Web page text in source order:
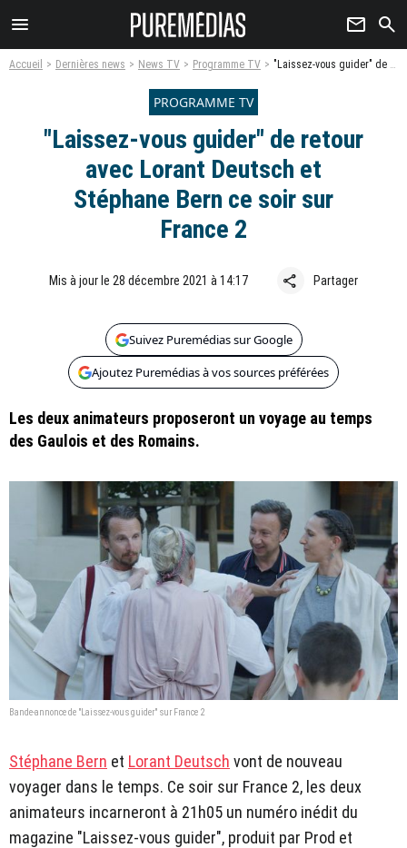
menu newsletter search
Accueil Dernières news News TV Programme TV "Laissez-vous guider" de retour avec Lorant Deutsch et Stéphane Bern ce soir sur France 2
PROGRAMME TV
"Laissez-vous guider" de retour
avec Lorant Deutsch et
Stéphane Bern ce soir sur
France 2
Mis à jour le 28 décembre 2021 à 14:17 share Partager
Suivez Puremédias sur Google
Ajoutez Puremédias à vos sources préférées
Les deux animateurs proposeront un voyage au temps
des Gaulois et des Romains.
Bande-annonce de "Laissez-vous guider" sur France 2
Stéphane Bern et Lorant Deutsch vont de nouveau
voyager dans le temps. Ce soir sur France 2, les deux
animateurs incarneront à 21h05 un numéro inédit du
magazine "Laissez-vous guider", produit par Prod et